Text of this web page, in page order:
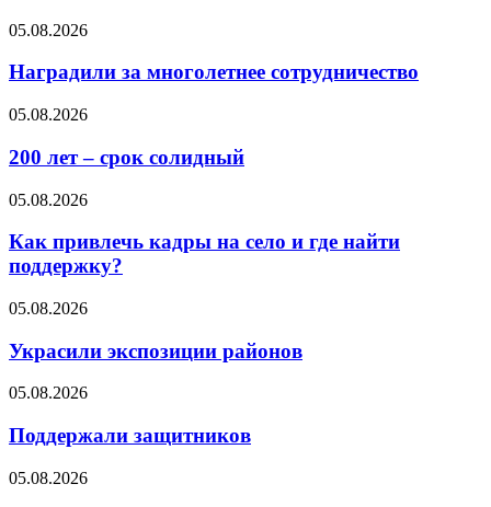
05.08.2026
Наградили за многолетнее сотрудничество
05.08.2026
200 лет – срок солидный
05.08.2026
Как привлечь кадры на село и где найти
поддержку?
05.08.2026
Украсили экспозиции районов
05.08.2026
Поддержали защитников
05.08.2026